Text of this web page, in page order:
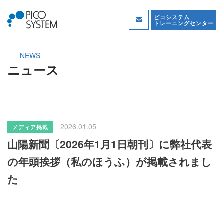
ピコシステム
トレーニングセンター
NEWS
ニュース
メディア掲載 2026.01.05
山陽新聞〔2026年1月1日朝刊〕に弊社代表
の年頭挨拶（私のほうふ）が掲載されまし
た